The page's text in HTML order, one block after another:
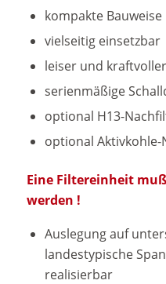
kompakte Bauweise
vielseitig einsetzbar
leiser und
serienmäßige
optional H13-
optional
Eine Filtereinheit
werden !
Auslegung auf
landestypische
realisierbar